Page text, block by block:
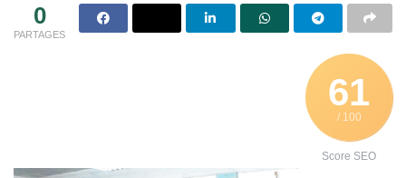
0
PARTAGES
61
/ 100
Score SEO